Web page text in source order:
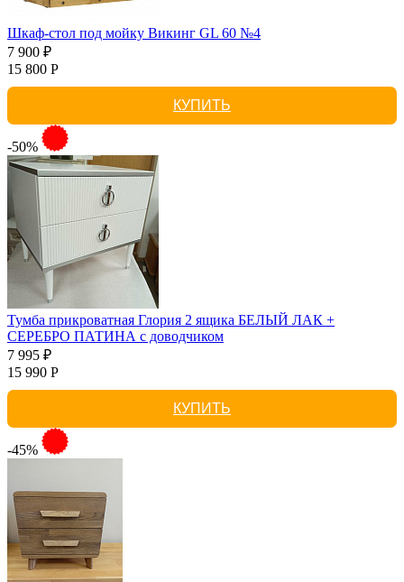
Шкаф-стол под мойку Викинг GL 60 №4
7 900 ₽
15 800 Р
КУПИТЬ
-50%
Тумба прикроватная Глория 2 ящика БЕЛЫЙ ЛАК +
СЕРЕБРО ПАТИНА с доводчиком
7 995 ₽
15 990 Р
КУПИТЬ
-45%